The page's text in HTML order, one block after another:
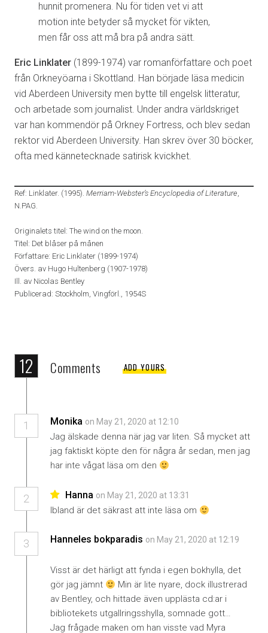
hunnit promenera. Nu för tiden vet vi att
motion inte betyder så mycket för vikten,
men får oss att må bra på andra sätt.
Eric Linklater (1899-1974) var romanförfattare och poet
från Orkneyöarna i Skottland. Han började läsa medicin
vid Aberdeen University men bytte till engelsk litteratur,
och arbetade som journalist. Under andra världskriget
var han kommendör på Orkney Fortress, och blev sedan
rektor vid Aberdeen University. Han skrev över 30 böcker,
ofta med kännetecknade satirisk kvickhet.
Ref: Linklater. (1995). Merriam-Webster’s Encyclopedia of Literature,
N.PAG.
Originalets titel: The wind on the moon.
Titel: Det blåser på månen
Författare: Eric Linklater (1899-1974)
Övers. av Hugo Hultenberg (1907-1978)
Ill. av Nicolas Bentley
Publicerad: Stockholm, Vingförl., 1954S
12 Comments ADD YOURS
1 Monika on May 21, 2020 at 12:10
Jag älskade denna när jag var liten. Så mycket att
jag faktiskt köpte den för några år sedan, men jag
har inte vågat läsa om den
2 Hanna on May 21, 2020 at 13:31
Ibland är det säkrast att inte läsa om
3 Hanneles bokparadis on May 21, 2020 at 12:19
Visst är det härligt att fynda i egen bokhylla, det
gör jag jämnt
Min är lite nyare, dock illustrerad
av Bentley, och hittade även upplästa cd:ar i
bibliotekets utgallringsshylla, somnade gott…
Jag frågade maken om han visste vad Myra